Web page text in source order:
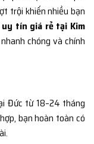
trội khiến nhiều bạn
tín giá rẻ tại Kim
chóng và chính
Đức từ 18–24 tháng
bạn hoàn toàn có